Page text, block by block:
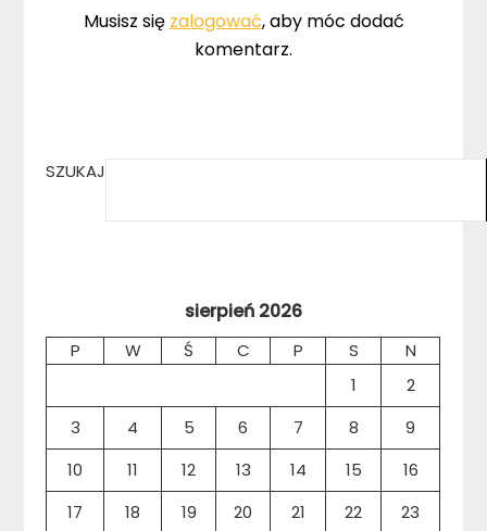
Musisz się zalogować, aby móc dodać
komentarz.
SZUKAJ
sierpień 2026
P W Ś C P S
N
1
2
3
4 5 6 7 8
9
10
11 12 13 14 15
16
17
18 19 20 21 22
23